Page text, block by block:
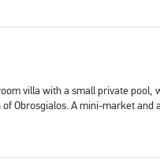
villa with a small private pool,
Obrosgialos. A mini-market and